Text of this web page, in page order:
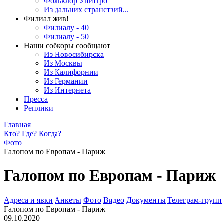
Из дальних странствий...
Филиал жив!
Филиалу - 40
Филиалу - 50
Наши собкоры сообщают
Из Новосибирска
Из Москвы
Из Калифорнии
Из Германии
Из Интернета
Пресса
Реплики
Главная
Кто? Где? Когда?
Фото
Галопом по Европам - Париж
Галопом по Европам - Париж
Адреса и явки Анкеты Фото Видео Документы Телеграм-
Галопом по Европам - Париж
09.10.2020